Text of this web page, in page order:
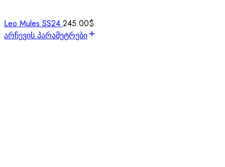
Leo Mules SS24 245.00$
არჩევის პარამეტრები